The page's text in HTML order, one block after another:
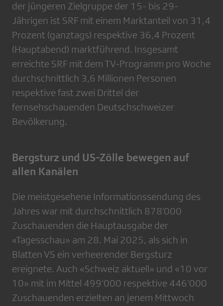
der jüngeren Zielgruppe der 15- bis 29-
Jährigen ist SRF mit einem Marktanteil von 31,4
Prozent (ganztags) respektive 36,4 Prozent
(Hauptabend) marktführend. Insgesamt
erreichte SRF mit dem TV-Programm pro Woche
durchschnittlich 3,6 Millionen Personen
respektive fast zwei Drittel der
fernsehschauenden Deutschschweizer
Bevölkerung.
Bergsturz und US-Zölle bewegen auf
allen Kanälen
Die meistgesehene Informationssendung des
Jahres war mit durchschnittlich 878'000
Zuschauenden die Hauptausgabe der
«Tagesschau» am 28. Mai 2025, als sich in
Blatten VS ein verheerender Bergsturz
ereignete. Auch «Schweiz aktuell» und «10 vor
10» mit im Mittel 499’000 respektive 446’000
Zuschauenden erzielten an jenem Mittwoch